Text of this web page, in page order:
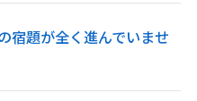
宿題が全く進んでいませ